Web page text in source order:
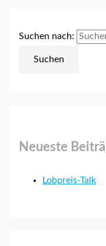
Suchen nach:
Neueste
Lobpreis-Talk